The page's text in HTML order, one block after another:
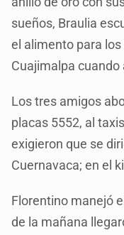
sueños, Braulia
el alimento para los
Cuajimalpa cuando
Los tres amigos
placas 5552, al
exigieron que se
Cuernavaca; en el
Florentino manejó
de la mañana